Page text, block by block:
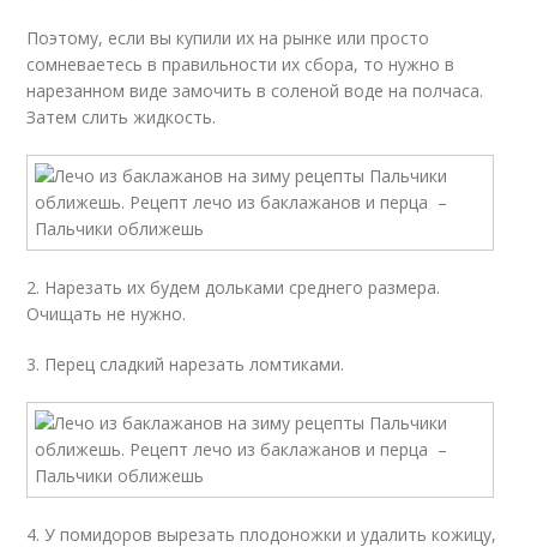
Поэтому, если вы купили их на рынке или просто
сомневаетесь в правильности их сбора, то нужно в
нарезанном виде замочить в соленой воде на полчаса.
Затем слить жидкость.
2. Нарезать их будем дольками среднего размера.
Очищать не нужно.
3. Перец сладкий нарезать ломтиками.
4. У помидоров вырезать плодоножки и удалить кожицу,